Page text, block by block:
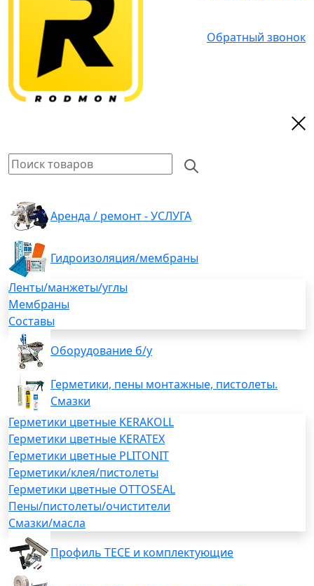
Обратный звонок
Аренда / ремонт - УСЛУГА
Гидроизоляция/мембраны
Ленты/манжеты/углы
Мембраны
Составы
Оборудование б/у
Герметики, пены монтажные, пистолеты.
Смазки
Герметики цветные KERAKOLL
Герметики цветные KERATEX
Герметики цветные PLITONIT
Герметики/клея/пистолеты
Герметики цветные OTTOSEAL
Пены/пистолеты/очистители
Смазки/масла
Профиль TECE и комплектующие